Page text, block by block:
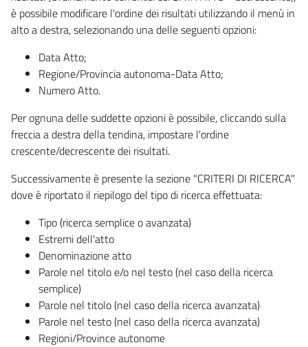
è possibile modificare l'ordine dei risultati utilizzando il menù in
alto a destra, selezionando una delle seguenti opzioni:
Data Atto;
Regione/Provincia autonoma-Data Atto;
Numero Atto.
Per ognuna delle suddette opzioni è possibile, cliccando sulla
freccia a destra della tendina, impostare l'ordine
crescente/decrescente dei risultati.
Successivamente è presente la sezione "CRITERI DI RICERCA"
dove è riportato il riepilogo del tipo di ricerca effettuata:
Tipo (ricerca semplice o avanzata)
Estremi dell'atto
Denominazione atto
Parole nel titolo e/o nel testo (nel caso della ricerca
semplice)
Parole nel titolo (nel caso della ricerca avanzata)
Parole nel testo (nel caso della ricerca avanzata)
Regioni/Province autonome